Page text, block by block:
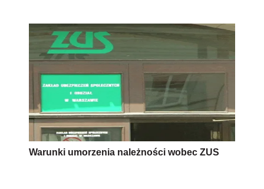
Warunki umorzenia należności wobec ZUS